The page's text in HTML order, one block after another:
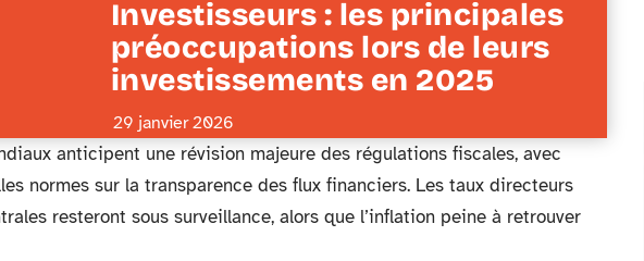
Investisseurs : les principales
préoccupations lors de leurs
investissements en 2025
29 janvier 2026
anticipent une révision majeure des régulations fiscales, avec
normes sur la transparence des flux financiers. Les taux directeurs
resteront sous surveillance, alors que l’inflation peine à retrouver